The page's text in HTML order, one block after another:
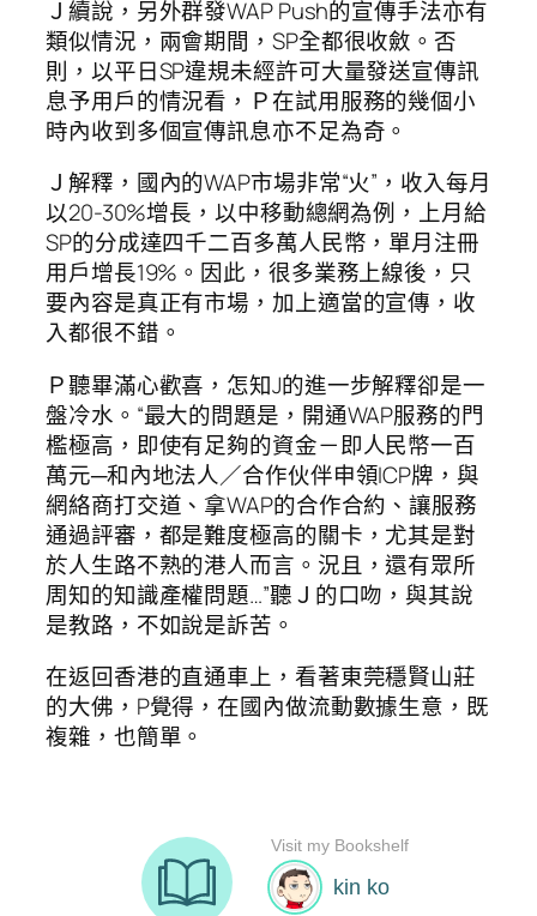
Ｊ續說，另外群發WAP Push的宣傳手法亦有
類似情況，兩會期間，SP全都很收斂。否
則，以平日SP違規未經許可大量發送宣傳訊
息予用戶的情況看，Ｐ在試用服務的幾個小
時內收到多個宣傳訊息亦不足為奇。
Ｊ解釋，國內的WAP市場非常“火”，收入每月
以20-30%增長，以中移動總網為例，上月給
SP的分成達四千二百多萬人民幣，單月注冊
用戶增長19%。因此，很多業務上線後，只
要內容是真正有市場，加上適當的宣傳，收
入都很不錯。
Ｐ聽畢滿心歡喜，怎知J的進一步解釋卻是一
盤冷水。“最大的問題是，開通WAP服務的門
檻極高，即使有足夠的資金－即人民幣一百
萬元─和內地法人／合作伙伴申領ICP牌，與
網絡商打交道、拿WAP的合作合約、讓服務
通過評審，都是難度極高的關卡，尤其是對
於人生路不熟的港人而言。況且，還有眾所
周知的知識產權問題…”聽Ｊ的口吻，與其說
是教路，不如說是訴苦。
在返回香港的直通車上，看著東莞穩賢山莊
的大佛，P覺得，在國內做流動數據生意，既
複雜，也簡單。